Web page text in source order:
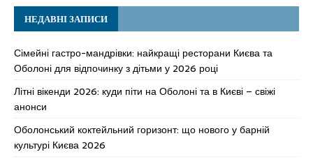
НЕДАВНІ ЗАПИСИ
Сімейні гастро-мандрівки: найкращі ресторани Києва та
Оболоні для відпочинку з дітьми у 2026 році
Літні вікенди 2026: куди піти на Оболоні та в Києві – свіжі
анонси
Оболонський коктейльний горизонт: що нового у барній
культурі Києва 2026